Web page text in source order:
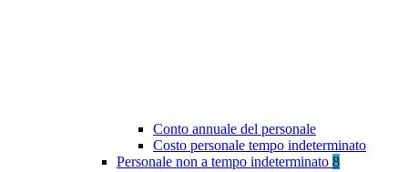
Conto annuale del personale
Costo personale tempo indeterminato
Personale non a tempo indeterminato 8